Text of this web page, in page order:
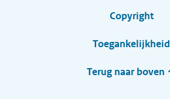
Copyright
Toegankelijkheid
Terug naar boven